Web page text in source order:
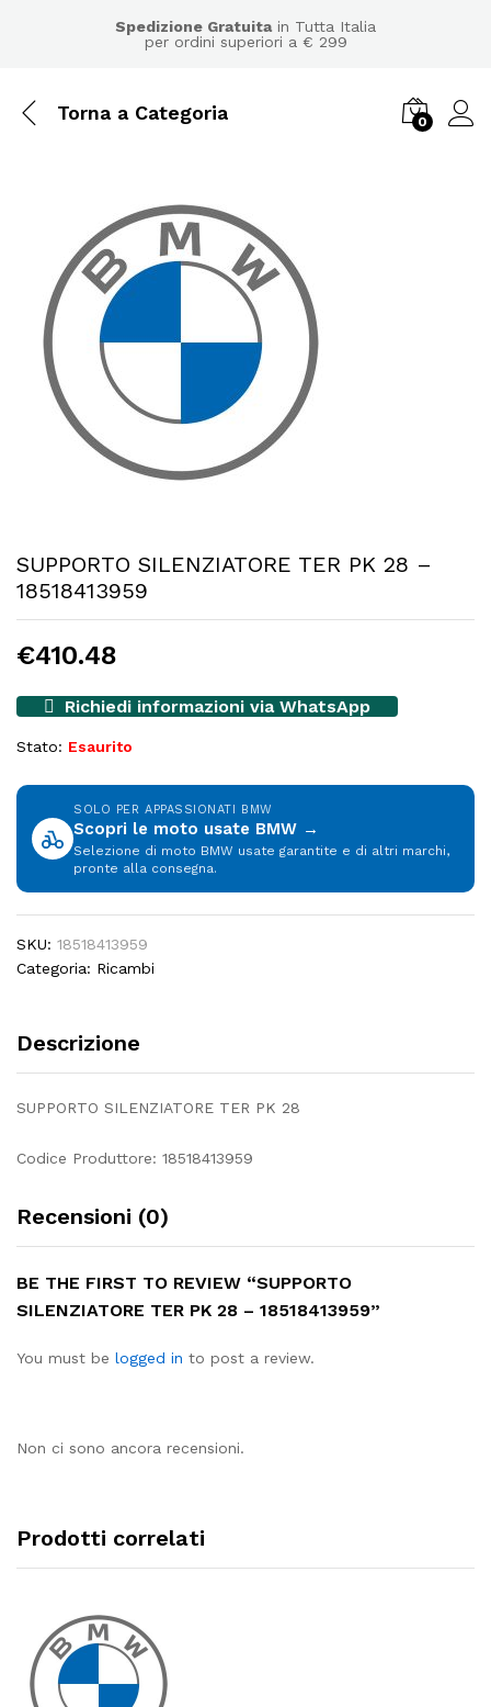
Spedizione Gratuitain Tutta Italia
per ordini superiori a € 299
Torna a Categoria 0
SUPPORTO SILENZIATORE TER PK 28 –
18518413959
€410.48
Richiedi informazioni via WhatsApp
Stato: Esaurito
SOLO PER APPASSIONATI BMW
Scopri le moto usate BMW →
Selezione di moto BMW usate garantite e di altri marchi,
pronte alla consegna.
SKU: 18518413959
Categoria: Ricambi
Descrizione
SUPPORTO SILENZIATORE TER PK 28
Codice Produttore: 18518413959
Recensioni (0)
BE THE FIRST TO REVIEW “SUPPORTO
SILENZIATORE TER PK 28 – 18518413959”
You must be logged in to post a review.
Non ci sono ancora recensioni.
Prodotti correlati